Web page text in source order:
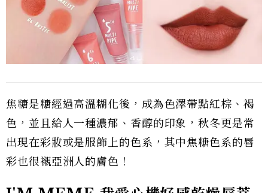
焦糖是糖經過高溫糊化後，成為色澤帶點紅棕、褐
色，並且給人一種濃郁、香醇的印象，秋冬更是常
出現在彩妝或是服飾上的色系，其中焦糖色系的唇
彩也很襯亞洲人的膚色！